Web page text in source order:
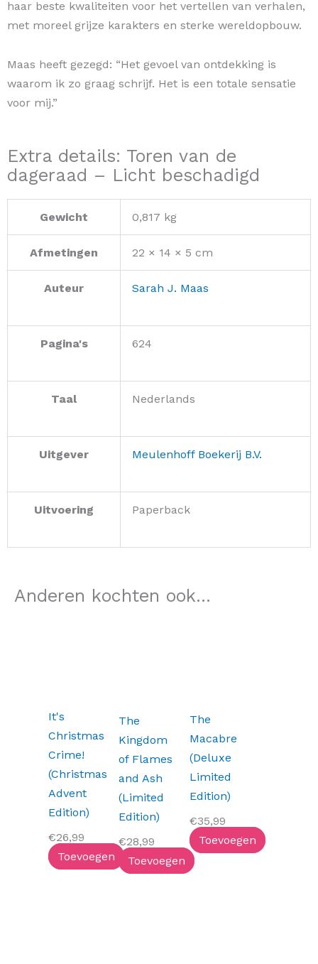
haar beste kwaliteiten voor het vertellen van verhalen,
met moreel grijze karakters en sterke wereldopbouw.
Maas heeft gezegd: “Het gevoel van ontdekking is
waarom ik zo graag schrijf. Het is een totale sensatie
voor mij.”
Extra details: Toren van de
dageraad – Licht beschadigd
Gewicht 0,817 kg
Afmetingen 22 × 14 × 5 cm
Auteur Sarah J. Maas
Pagina's 624
Taal Nederlands
Uitgever Meulenhoff Boekerij B.V.
Uitvoering Paperback
Anderen kochten ook...
It's
Christmas
Crime!
(Christmas
Advent
Edition)
€26,99
Toevoegen
The
Kingdom
of Flames
and Ash
(Limited
Edition)
€28,99
Toevoegen
The
Macabre
(Deluxe
Limited
Edition)
€35,99
Toevoegen